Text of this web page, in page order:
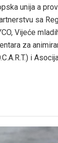
unija a
sa
Vijeće
za
i